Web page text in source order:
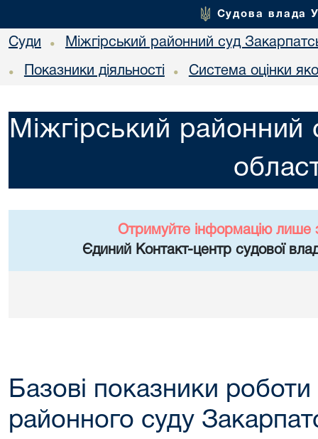
Судова влада
Суди • Міжгірський районний суд
• Показники діяльності • Система оцінки
Міжгірський районний
Отримуйте інформацію лише
Єдиний Контакт-центр судової
Базові показники роботи
районного суду